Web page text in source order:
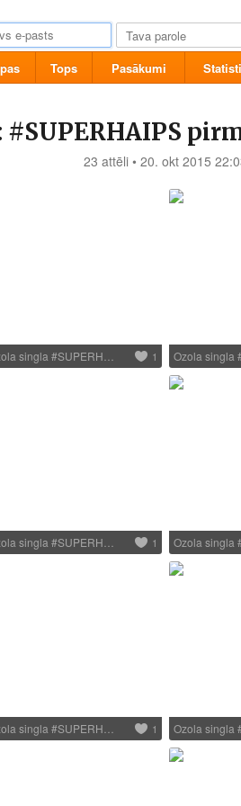
Tops Pasākumi
#SUPERHAIPS
23 attēli • 20. okt 2015
singla #SUPERH… 1 Ozola singla
singla #SUPERH… 1 Ozola singla
singla #SUPERH… 1 Ozola singla